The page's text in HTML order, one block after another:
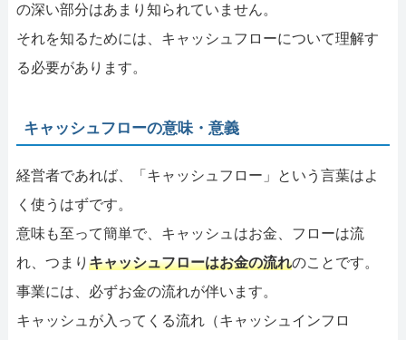
の深い部分はあまり知られていません。
それを知るためには、キャッシュフローについて理解す
る必要があります。
キャッシュフローの意味・意義
経営者であれば、「キャッシュフロー」という言葉はよ
く使うはずです。
意味も至って簡単で、キャッシュはお金、フローは流
れ、つまり キャッシュフローはお金の流れのことです。
事業には、必ずお金の流れが伴います。
キャッシュが入ってくる流れ（キャッシュインフロ